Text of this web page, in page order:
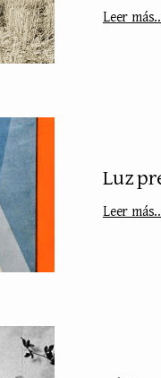
Leer
Luz
Leer